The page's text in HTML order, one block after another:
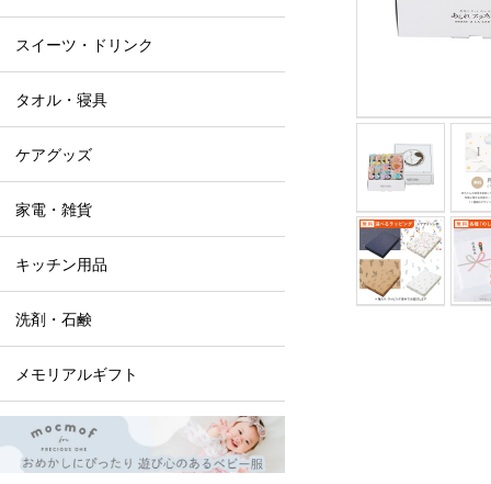
スイーツ・ドリンク
タオル・寝具
ケアグッズ
家電・雑貨
キッチン用品
洗剤・石鹸
メモリアルギフト